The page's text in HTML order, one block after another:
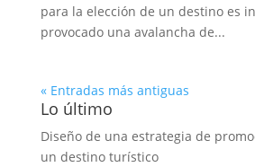
para la elección de un destino es
provocado una avalancha de...
« Entradas más antiguas
Lo último
Diseño de una estrategia de
un destino turístico